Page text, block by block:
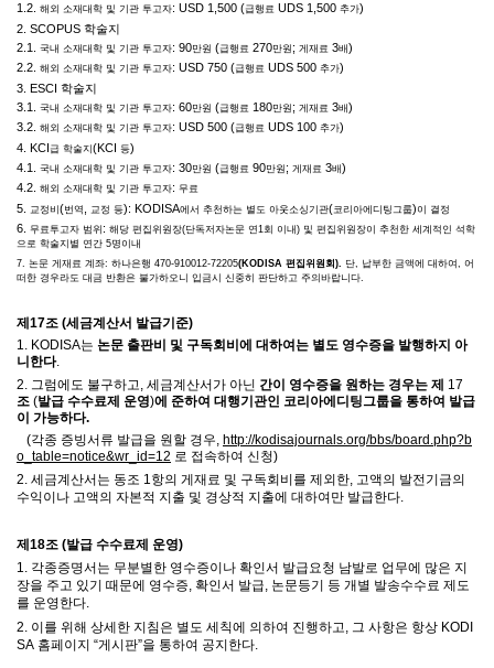
1.2. 해외 소재대학 및 기관 투고자: USD 1,500 (급행료 UDS 1,500 추가)
2. SCOPUS 학술지
2.1. 국내 소재대학 및 기관 투고자: 90만원 (급행료 270만원 ; 게재료 3배)
2.2. 해외 소재대학 및 기관 투고자: USD 750 (급행료 UDS 500 추가)
3. ESCI 학술지
3.1. 국내 소재대학 및 기관 투고자: 60만원 (급행료 180만원 ; 게재료 3배)
3.2. 해외 소재대학 및 기관 투고자: USD 500 (급행료 UDS 100 추가)
4. KCI급 학술지(KCI 등)
4.1. 국내 소재대학 및 기관 투고자: 30만원 (급행료 90만원 ; 게재료 3배)
4.2. 해외 소재대학 및 기관 투고자: 무료
5. 교정비(번역 교정 등): KODISA에서 추천하는 별도 아웃소싱기관(코리아에디팅그룹) 이 결정
6. 무료투고자 범위 : 해당 편집위원장(단독저자논문 연1 회 이내) 및 편집위원장이 추천한 세계적인 석학
으로 학술지별 연간 5명이내
7. 논문 게재료 계좌: 하나은행 470-910012-72205(KODISA 편집위원회 ). 단, 납부한 금액에 대하여, 어
떠한 경우라도 대금 반환은 불가하오니 입금시 신중히 판단하고 주의바랍니다.
제 17조 (세금계산서 발급기준)
1. KODISA는 논문 출판비 및 구독회비에 대하여는 별도 영수증을 발행하지 아
니한다.
2.
그럼에도 불구하고 , 세금계산서가 아닌 간이 영수증을 원하는 경우는 제 17
조 (발급 수수료제 운영)에 준하여 대행기관인 코리아에디팅그룹을 통하여 발급
이 가능하다.
(각종 증빙서류 발급을 원할 경우, http://kodisajournals.org/bbs/board.php?b
o_table=notice&wr_id=12 로 접속하여 신청)
2. 세금계산서는 동조 1항의 게재료 및 구독회비를 제외한, 고액의 발전기금의
수익이나 고액의 자본적 지출 및 경상적 지출에 대하여만 발급한다.
제18조 (발급 수수료제 운영)
1. 각종증명서는 무분별한 영수증이나 확인서 발급요청 남발로 업무에 많은 지
장을 주고 있기 때문에 영수증, 확인서 발급, 논문등기 등 개별 발송수수료 제도
를 운영한다.
2. 이를 위해 상세한 지침은 별도 세칙에 의하여 진행하고 그 사항은 항상 KODI
SA 홈페이지 “게시판”을 통하여 공지한다